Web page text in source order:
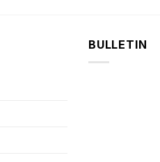
BULLETIN